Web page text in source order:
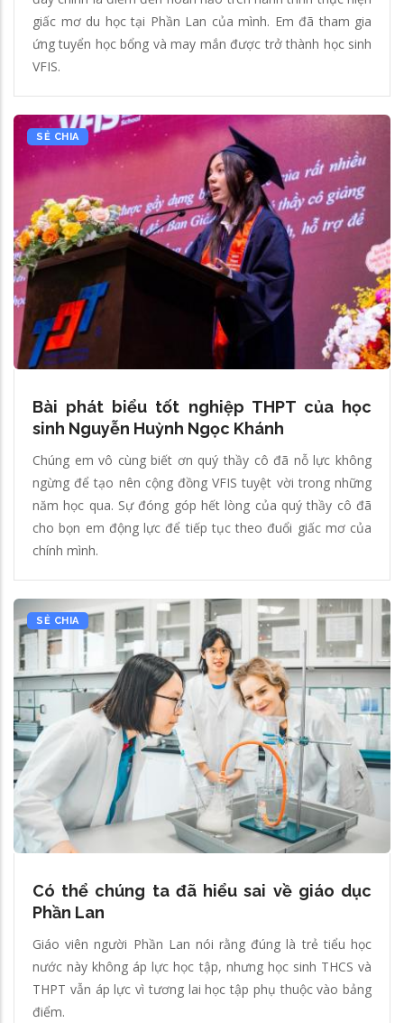
giấc mơ du học tại Phần Lan của mình. Em đã tham gia
ứng tuyển học bổng và may mắn được trở thành học sinh
VFIS.
SẺ CHIA
Bài phát biểu tốt nghiệp THPT của học
sinh Nguyễn Huỳnh Ngọc Khánh
Chúng em vô cùng biết ơn quý thầy cô đã nỗ lực không
ngừng để tạo nên cộng đồng VFIS tuyệt vời trong những
năm học qua. Sự đóng góp hết lòng của quý thầy cô đã
cho bọn em động lực để tiếp tục theo đuổi giấc mơ của
chính mình.
SẺ CHIA
Có thể chúng ta đã hiểu sai về giáo dục
Phần Lan
Giáo viên người Phần Lan nói rằng đúng là trẻ tiểu học
nước này không áp lực học tập, nhưng học sinh THCS và
THPT vẫn áp lực vì tương lai học tập phụ thuộc vào bảng
điểm.